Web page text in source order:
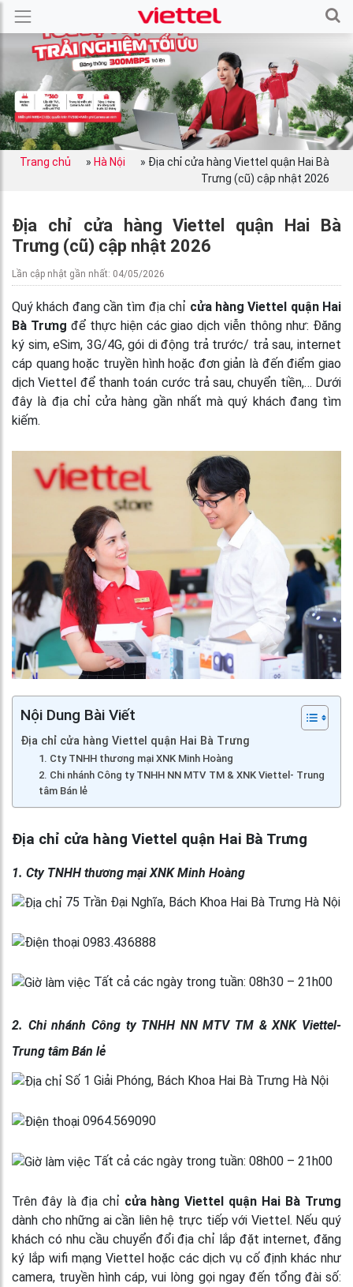
Trang chủ » Hà Nội » Địa chỉ cửa hàng Viettel quận Hai Bà
Trưng (cũ) cập nhật 2026
Địa chỉ cửa hàng Viettel quận Hai Bà
Trưng (cũ) cập nhật 2026
Lần cập nhật gần nhất: 04/05/2026
Quý khách đang cần tìm địa chỉ cửa hàng Viettel quận Hai
Bà Trưng để thực hiện các giao dịch viễn thông như: Đăng
ký sim, eSim, 3G/4G, gói di động trả trước/ trả sau, internet
cáp quang hoặc truyền hình hoặc đơn giản là đến điểm giao
dịch Viettel để thanh toán cước trả sau, chuyển tiền,… Dưới
đây là địa chỉ cửa hàng gần nhất mà quý khách đang tìm
kiếm.
Nội Dung Bài Viết
Địa chỉ cửa hàng Viettel quận Hai Bà Trưng
1. Cty TNHH thương mại XNK Minh Hoàng
2. Chi nhánh Công ty TNHH NN MTV TM & XNK Viettel- Trung
tâm Bán lẻ
Địa chỉ cửa hàng Viettel quận Hai Bà Trưng
1. Cty TNHH thương mại XNK Minh Hoàng
75 Trần Đại Nghĩa, Bách Khoa Hai Bà Trưng Hà Nội
0983.436888
Tất cả các ngày trong tuần: 08h30 – 21h00
2. Chi nhánh Công ty TNHH NN MTV TM & XNK Viettel-
Trung tâm Bán lẻ
Số 1 Giải Phóng, Bách Khoa Hai Bà Trưng Hà Nội
0964.569090
Tất cả các ngày trong tuần: 08h00 – 21h00
Trên đây là địa chỉ cửa hàng Viettel quận Hai Bà Trưng
dành cho những ai cần liên hệ trực tiếp với Viettel. Nếu quý
khách có nhu cầu chuyển đổi địa chỉ lắp đặt internet, đăng
ký lắp wifi mạng Viettel hoặc các dịch vụ cố định khác như
camera, truyền hình cáp, vui lòng gọi ngay đến tổng đài số: